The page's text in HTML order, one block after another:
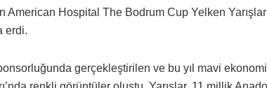
American Hospital The Bodrum Cup Yelken
erdi.
gerçekleştirilen ve bu yıl mavi